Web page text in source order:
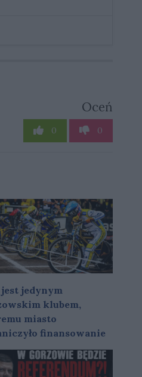
Oceń
0 0
jedynym
klubem,
miasto
finansowanie